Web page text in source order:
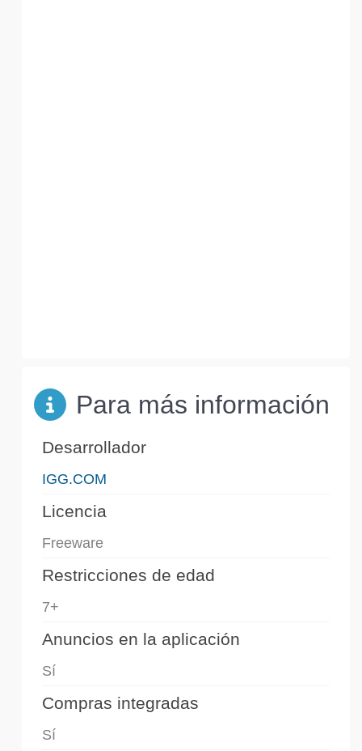
Para más información
Desarrollador
IGG.COM
Licencia
Freeware
Restricciones de edad
7+
Anuncios en la aplicación
Sí
Compras integradas
Sí